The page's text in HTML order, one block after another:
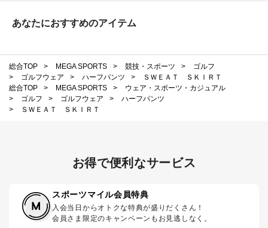
あなたにおすすめのアイテム
総合TOP > MEGA SPORTS > 競技・スポーツ >
ゴルフ
>
ゴルフウェア > ハーフパンツ >
ＳＷＥＡＴ ＳＫＩＲＴ
総合TOP
> MEGA SPORTS >
ウェア・スポーツ・カジュアル
>
ゴルフ > ゴルフウェア >
ハーフパンツ
>
ＳＷＥＡＴ ＳＫＩＲＴ
お得で便利なサービス
スポーツマイル会員特典
入会当日からオトクな特典が盛りだくさん！
会員さま限定のキャンペーンもお見逃しなく。